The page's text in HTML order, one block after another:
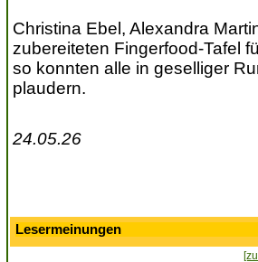
Christina Ebel, Alexandra
zubereiteten Fingerfood-Tafel
so konnten alle in geselliger
plaudern.
24.05.26
Lesermeinungen